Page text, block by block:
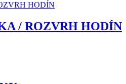
/ ROZVRH HODÍN